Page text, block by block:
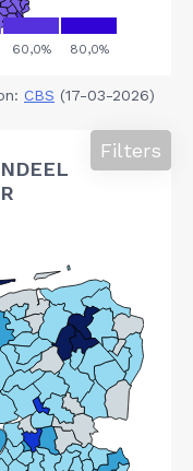
CBS (17-03-2026)
Filters